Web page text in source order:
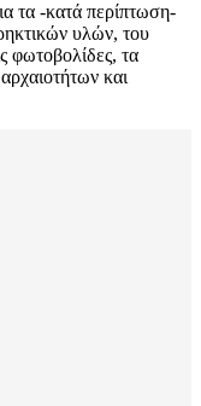
τα -κατά περίπτωση-
υλών, του
φωτοβολίδες, τα
και